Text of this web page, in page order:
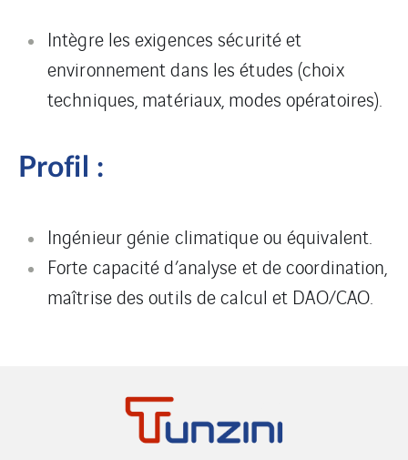
Intègre les exigences sécurité et
environnement dans les études (choix
techniques, matériaux, modes opératoires).
Profil :
Ingénieur génie climatique ou équivalent.
Forte capacité d’analyse et de coordination,
maîtrise des outils de calcul et DAO/CAO.